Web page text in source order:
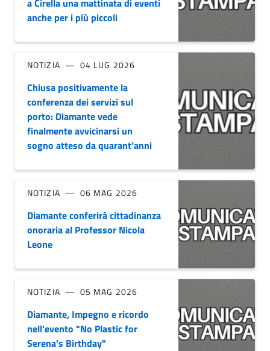
a Cirella una mattinata di eventi
anche per i più piccoli
NOTIZIA 04 LUG 2026
Chiusa positivamente la
conferenza dei servizi sul
porto: Diamante vede
finalmente avvicinarsi un
sogno atteso da quarant’anni
NOTIZIA 06 MAG 2026
Diamante conferirà cittadinanza
onoraria al Professor Nicola
Leone
NOTIZIA 05 MAG 2026
Diamante, Impegno e ricordo
nell'evento "No Plastic for
Serena's Birthday"